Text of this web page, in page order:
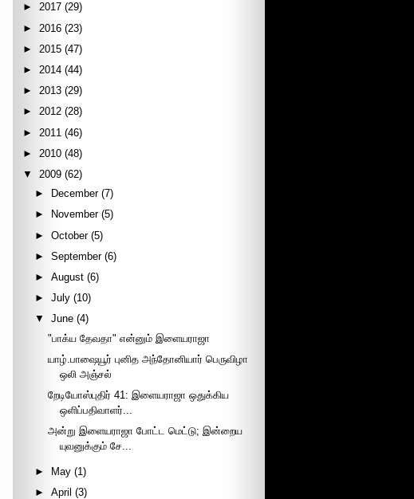
► 2017 (29)
► 2016 (23)
► 2015 (47)
► 2014 (44)
► 2013 (29)
► 2012 (28)
► 2011 (46)
► 2010 (48)
▼
2009 (62)
►
December (7)
►
November (5)
►October (5)
►September (6)
►August (6)
►July (10)
▼
June (4)
"பாக்ய தேவதா" என்னும் இளையராஜா
யாழ்.பாஷையூர் புனித அந்தோனியார் பெருவிழா
ஒலி அஞ்சல்
றேடியோஸ்புதிர் 41: இளையராஜா ஒதுக்கிய
ஒளிப்பதிவாளர்...
அன்று இளையராஜா போட்ட மெட்டு; இன்றைய
யுவனுக்கும் சே...
► May (1)
►April (3)